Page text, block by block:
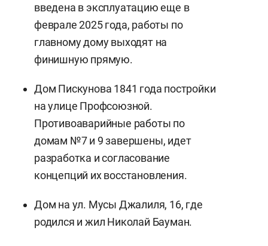
введена в эксплуатацию еще в
феврале 2025 года, работы по
главному дому выходят на
финишную прямую.
Дом Пискунова 1841 года постройки
на улице Профсоюзной.
Противоаварийные работы по
домам №7 и 9 завершены, идет
разработка и согласование
концепций их восстановления.
Дом на ул. Мусы Джалиля, 16, где
родился и жил Николай Бауман.